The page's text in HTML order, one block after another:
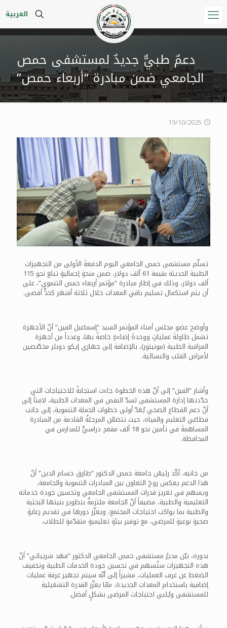
العربية
دعمٌ طبيٌّ جديدٌ لمستشفى حمص
الجامعي ضمن مبادرة “أربعاء حمص”
19/10/2025
تسلّم مستشفى حمص الجامعي اليوم الدفعةَ الأولى من التجهيزات
الطبية الحديثة بقيمة 61 ألف دولار، ضمن منحةٍ إجماليةٍ تبلغ نحو 115
ألف دولار، وذلك في إطار مبادرة “مؤتمر أربعاء حمص التنموي”، على
أن يتم استكمال تسليم باقي المعدات خلال ثلاثة أشهر كحدٍّ أقصى.
وأوضح عضو مجلس أمناء المؤتمر السيد “إسماعيل الفين” أنّ الأجهزة
تشمل طاولةَ عملياتٍ ووحدةَ إضاءةٍ خاصةً بها، وعدداً من أجهزة
المراقبة الطبية (مونيتور)، بالإضافة إلى جهازي إيكو دوبلر مخصّصين
لأمراض القلب والنسائية.
وأشار “الفين” إلى أنّ هذه الخطوة جاءت استجابةً للاحتياجات التي
حدّدتها إدارة المستشفى لسدّ النقص في المعدات الطبية، لافتاً إلى
أنّ دعم القطاع الصحي يُعَدّ أولى خطوات الحملة التنموية، إلى جانب
قطاعَي التعليم والمياه، حيث تتضمّن المرحلةُ القادمة من المبادرة
المساهمةَ في تأمين نحو 18 ألف مقعدٍ دراسيٍّ للمدارس في
المحافظة.
من جانبه، أكّد رئيسُ جامعة حمص الدكتور “طارق حسام الدين” أنّ
هذا الدعم يعكس روحَ التعاون بين المبادرات التنموية والجامعة،
ويسهم في تعزيز قدرات المستشفى الجامعي وتحسين جودة خدماته
التعليمية والطبية، مضيفاً أنّ الجامعة ملتزمةٌ بتطوير بنيتها البحثية
والطبية بما يواكب احتياجات المجتمع، ويعزّز دورها في تقديم رعايةٍ
صحيةٍ نوعيةٍ للمرضى، مع توفير بيئةٍ تعليميةٍ متقدّمةٍ للطلاب.
بدوره، بيّن مديرُ مستشفى حمص الجامعي الدكتور “فهد شريباتي” أنّ
هذه التجهيزات ستُسهم في تحسين جودة الخدمات الطبية وتخفيف
الضغط عن غرف العمليات، مشيراً إلى أنّه سيتم تجهيز غرفة عمليات
إضافية باستخدام المعدات الجديدة، ممّا يعزّز القدرة التشغيلية
للمستشفى ويُلبي احتياجات المرضى بشكلٍ أفضل.